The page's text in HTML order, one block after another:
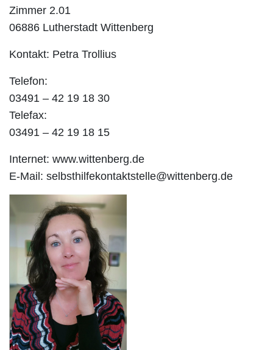
Zimmer 2.01
06886 Lutherstadt Wittenberg
Kontakt: Petra Trollius
Telefon:
03491 – 42 19 18 30
Telefax:
03491 – 42 19 18 15
Internet: www.wittenberg.de
E-Mail: selbsthilfekontaktstelle@wittenberg.de